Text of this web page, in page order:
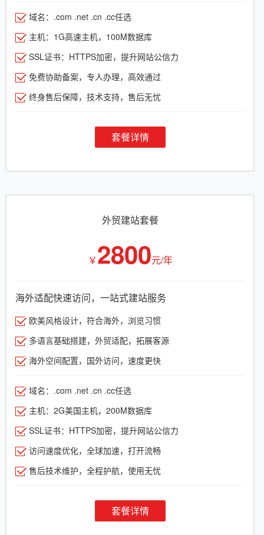
域名：.com .net .cn .cc任选
主机：1G高速主机，100M数据库
SSL证书：HTTPS加密，提升网站公信力
免费协助备案，专人办理，高效通过
终身售后保障，技术支持，售后无忧
套餐详情
外贸建站套餐
￥2800元/年
海外适配快速访问，一站式建站服务
欧美风格设计，符合海外，浏览习惯
多语言基础搭建，外贸适配，拓展客源
海外空间配置，国外访问，速度更快
域名：.com .net .cn .cc任选
主机：2G美国主机，200M数据库
SSL证书：HTTPS加密，提升网站公信力
访问速度优化，全球加速，打开流畅
售后技术维护，全程护航，使用无忧
套餐详情